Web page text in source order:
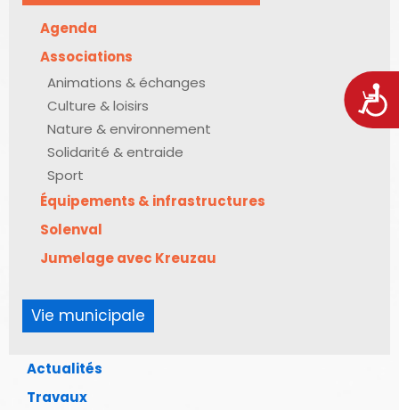
Agenda
Associations
Animations & échanges
Culture & loisirs
Nature & environnement
Solidarité & entraide
Sport
Équipements & infrastructures
Solenval
Jumelage avec Kreuzau
Vie municipale
Actualités
Travaux